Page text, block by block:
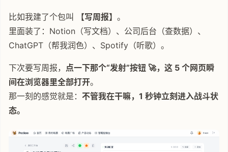
比如我建了个包叫 【写周报】 。
里面装了：Notion（写文档）、公司后台（查数据）、
ChatGPT（帮我润色）、Spotify（听歌）。
下次要写周报， 点一下那个“发射”按钮 🚀，这 5 个网页瞬
间在浏览器里全部打开。
那一刻的感觉就是： 不管我在干嘛，1 秒钟立刻进入战斗状
态。